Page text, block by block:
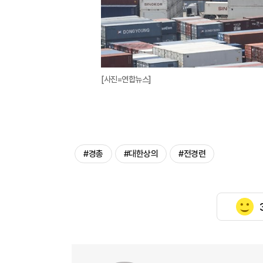
[사진=연합뉴스]
#경총 #대한상의 #전경련